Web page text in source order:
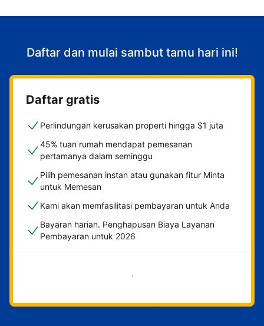
Daftar dan mulai sambut tamu hari ini!
Daftar gratis
Perlindungan kerusakan properti hingga $1 juta
45% tuan rumah mendapat pemesanan
pertamanya dalam seminggu
Pilih pemesanan instan atau gunakan fitur Minta
untuk Memesan
Kami akan memfasilitasi pembayaran untuk Anda
Bayaran harian. Penghapusan Biaya Layanan
Pembayaran untuk 2026
Mulai sekarang